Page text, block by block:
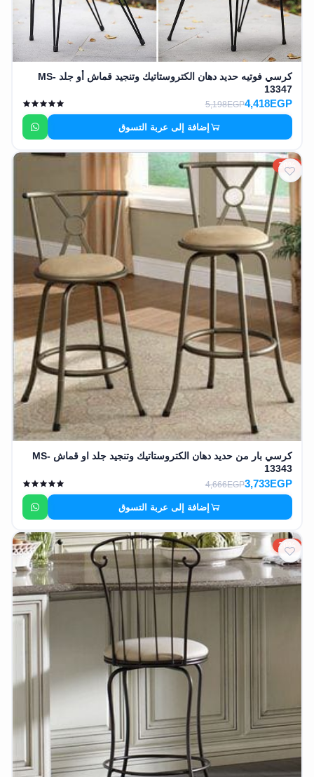
كرسي فوتيه حديد دهان الكتروستاتيك وتنجيد قماش أو جلد MS-
13347
4,418EGP
5,198EGP
إضافة إلى عربة التسوق
20%
كرسي بار من حديد دهان الكتروستاتيك وتنجيد جلد او قماش MS-
13343
3,733EGP
4,666EGP
إضافة إلى عربة التسوق
20%